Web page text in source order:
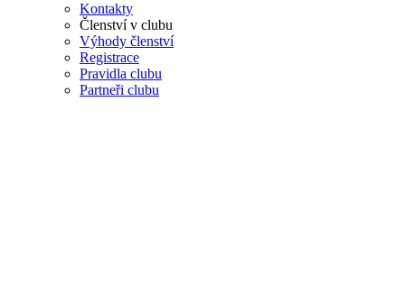
Kontakty
Členství v clubu
Výhody členství
Registrace
Pravidla clubu
Partneři clubu